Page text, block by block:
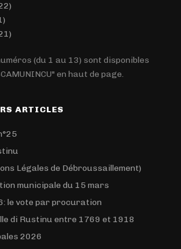
(du 1 au 13) sont disponibles
en haut de page.
ARTICLES
Légales de Débroussaillement)
municipale du 15 mars
le vote par procuration
di Rustinu entre 1769 et 1918
2026